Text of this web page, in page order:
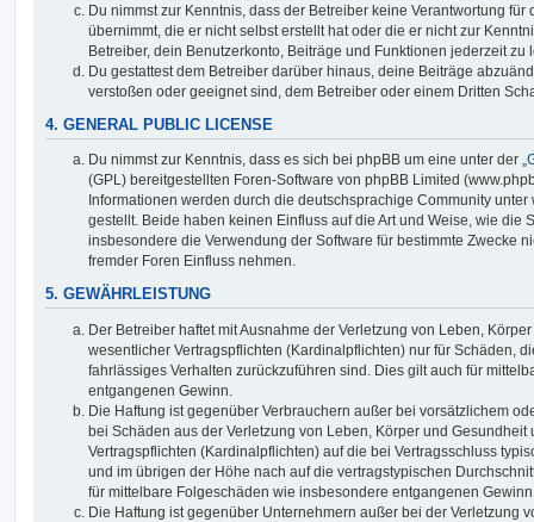
Du nimmst zur Kenntnis, dass der Betreiber keine Verantwortung für
übernimmt, die er nicht selbst erstellt hat oder die er nicht zur
Betreiber, dein Benutzerkonto, Beiträge und Funktionen jederzeit zu
Du gestattest dem Betreiber darüber hinaus, deine Beiträge
verstoßen oder geeignet sind, dem Betreiber oder einem Dritten
4. GENERAL PUBLIC LICENSE
Du nimmst zur Kenntnis, dass es sich bei phpBB um eine unter der „
(GPL) bereitgestellten Foren-Software von phpBB Limited
Informationen werden durch die deutschsprachige Community
gestellt. Beide haben keinen Einfluss auf die Art und Weise, wie die
insbesondere die Verwendung der Software für bestimmte Zwecke
fremder Foren Einfluss nehmen.
5. GEWÄHRLEISTUNG
Der Betreiber haftet mit Ausnahme der Verletzung von Leben,
wesentlicher Vertragspflichten (Kardinalpflichten) nur für Schäden,
fahrlässiges Verhalten zurückzuführen sind. Dies gilt auch für
entgangenen Gewinn.
Die Haftung ist gegenüber Verbrauchern außer bei vorsätzlichem
bei Schäden aus der Verletzung von Leben, Körper und
Vertragspflichten (Kardinalpflichten) auf die bei Vertragsschluss
und im übrigen der Höhe nach auf die vertragstypischen
für mittelbare Folgeschäden wie insbesondere entgangenen
Die Haftung ist gegenüber Unternehmern außer bei der Verletzung